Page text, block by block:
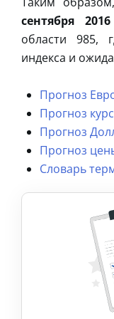
сентября 2016
области 985,
индекса и
Прогноз
Прогноз
Прогноз
Прогноз
Словарь